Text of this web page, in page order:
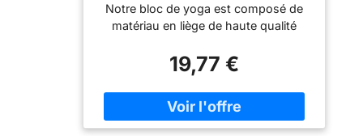
Notre bloc de yoga est composé de
matériau en liège de haute qualité
Taille parfaite pour tout exercice : avec
des dimensions de 22 x 12 x 7,5 cm
et des bords arrondis, les blocs de
yoga offrent un soutien optimal pour
différentes poses de yoga, quel que
19,77 €